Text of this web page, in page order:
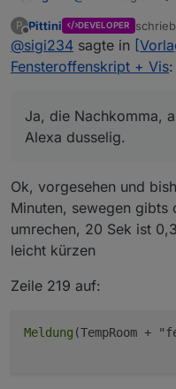
@sigi234
const
Was stört Dich an
die
Ja, die
sofort.
Option bei
Also, Nachricht:
XY wurde geöffnet
wurde geschlossen
P
Offline
Pittini DEVELOPER
zuletzt
@sigi234 sagte in
Fensteroffenskript + Vis:
Ja, die Nachkomma,
Alexa dusselig.
Ok, vorgesehen und
Minuten, sewegen gibts
umrechen, 20 Sek ist
leicht kürzen
Zeile 219 auf:
Meldung (TempRoom